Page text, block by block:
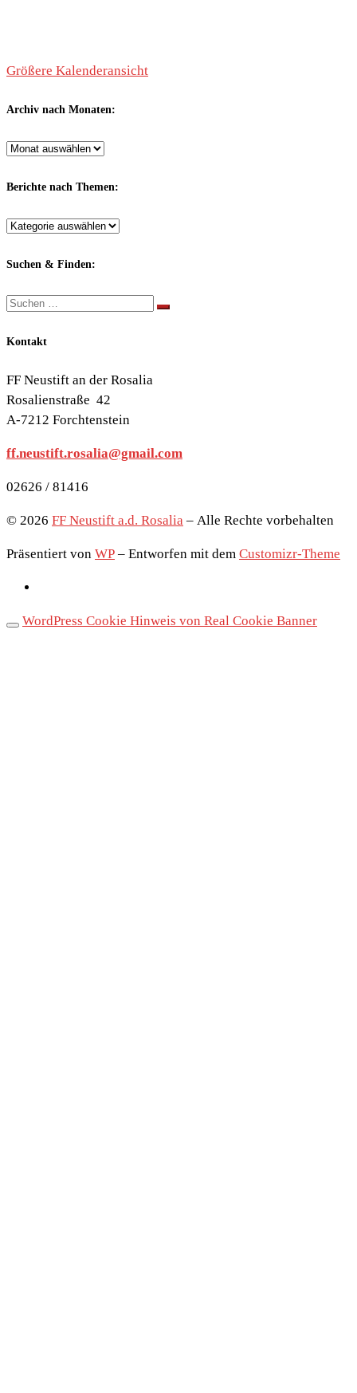
Größere Kalenderansicht
Archiv nach Monaten:
Archiv
Monaten:
Berichte nach Themen:
Berichte
Themen:
Suchen & Finden:
Suche
Suchen …
Kontakt
FF Neustift an der Rosalia
Rosalienstraße 42
A-7212 Forchtenstein
ff.neustift.rosalia@gmail.com
02626 / 81416
© 2026 FF Neustift a.d. Rosalia – Alle Rechte vorbehalten
Präsentiert von WP – Entworfen mit dem Customizr-Theme
WordPress Cookie Hinweis von Real Cookie Banner